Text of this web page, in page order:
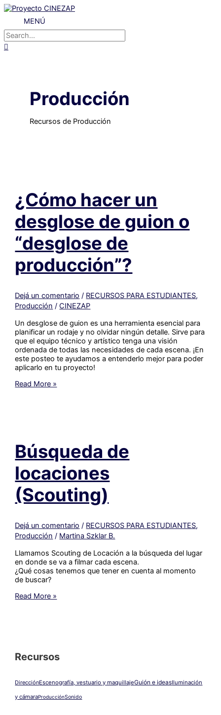
Ir
contenido
MENÚ
MENÚ
Buscar
por:
Producción
Recursos de Producción
¿Cómo hacer un
desglose de guion o
“desglose de
producción”?
Dejá un comentario / RECURSOS PARA ESTUDIANTES,
Producción /CINEZAP
Un desglose de guion es una herramienta esencial para
planificar un rodaje y no olvidar ningún detalle. Sirve para
que el equipo técnico y artístico tenga una visión
ordenada de todas las necesidades de cada escena. ¡En
este posteo te ayudamos a entenderlo mejor para poder
aplicarlo en tu proyecto!
¿Cómo
“desglose
de
producción”?
Read More »
Búsqueda de
locaciones
(Scouting)
Dejá un comentario / RECURSOS PARA ESTUDIANTES,
Producción / Martina Szklar B.
Llamamos Scouting de Locación a la búsqueda del lugar
en donde se va a filmar cada escena.
¿Qué cosas tenemos que tener en cuenta al momento
de buscar?
Búsqueda
Read More »
Recursos
DirecciónEscenografía, vestuario y maquillajeGuión e ideasIluminación
y cámaraProducciónSonido